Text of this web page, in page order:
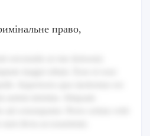
право,